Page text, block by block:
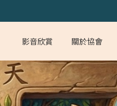
影音欣賞 關於協會